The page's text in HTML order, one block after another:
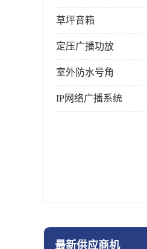
草坪音箱
定压广播功放
室外防水号角
IP网络广播系统
最新供应商机